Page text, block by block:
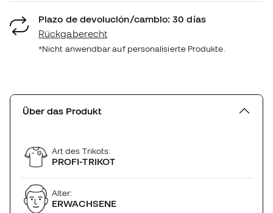
Plazo de devolución/cambio: 30 días
Rückgaberecht
*Nicht anwendbar auf personalisierte Produkte.
Über das Produkt
Art des Trikots:
PROFI-TRIKOT
Alter:
ERWACHSENE